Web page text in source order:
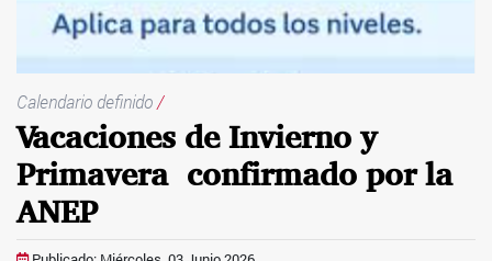
Calendario definido/
Vacaciones de Invierno y
Primavera confirmado por la
ANEP